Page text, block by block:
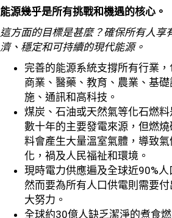
能源幾乎是所有挑戰和機遇的核心。
這方面的目標是甚麼？確保所有人享
濟、穩定和可持續的現代能源。
完善的能源系統支撐所有行業，
商業、醫藥、教育、農業、基礎
施、通訊和高科技。
煤炭、石油或天然氣等化石燃料
數十年的主要發電來源，但燃燒
料會產生大量溫室氣體，導致氣
化，禍及人民福祉和環境。
現時電力供應遍及全球近90%人
然而要為所有人口供電則需要付
大努力。
全球約30億人缺乏潔淨的煮食